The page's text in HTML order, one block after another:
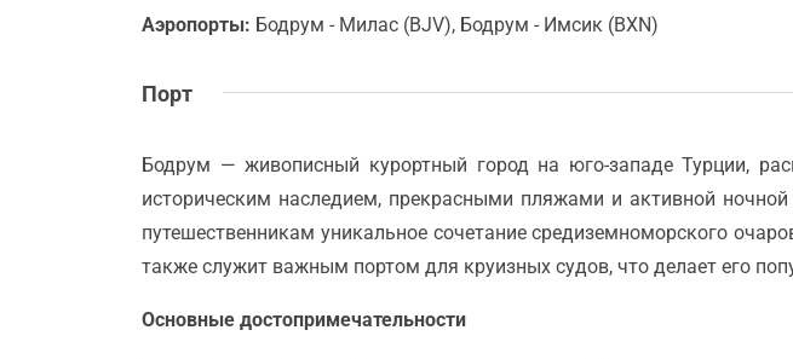
Аэропорты: Бодрум - Милас (BJV), Бодрум - Имсик (BXN)
Порт
Бодрум — живописный курортный город на юго-западе Турции,
историческим наследием, прекрасными пляжами и активной
путешественникам уникальное сочетание средиземноморского
также служит важным портом для круизных судов, что делает его
Основные достопримечательности